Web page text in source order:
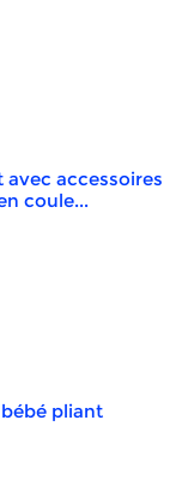
avec accessoires
coule...
pliant